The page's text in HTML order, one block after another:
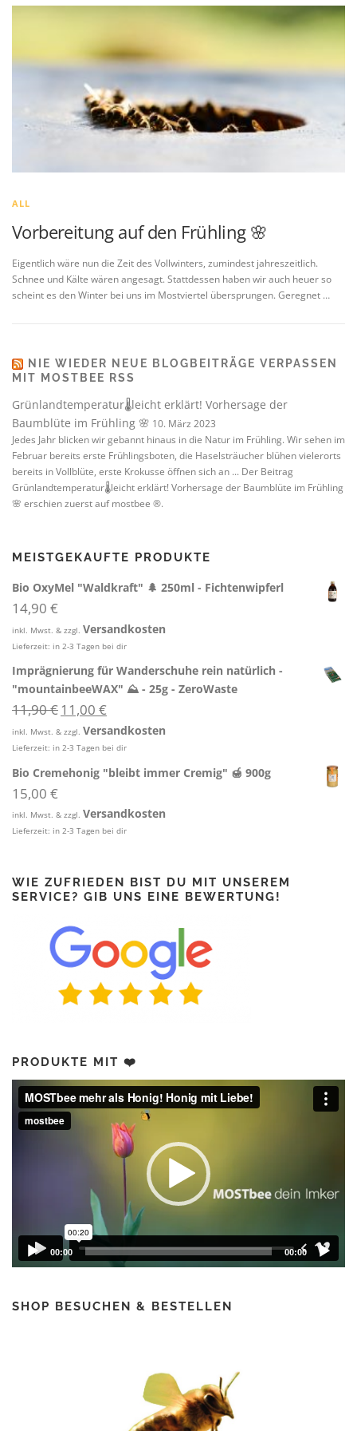
ALL
Vorbereitung auf den Frühling 🌸
Eigentlich wäre nun die Zeit des Vollwinters, zumindest jahreszeitlich.
Schnee und Kälte wären angesagt. Stattdessen haben wir auch heuer so
scheint es den Winter bei uns im Mostviertel übersprungen. Geregnet …
NIE WIEDER NEUE BLOGBEITRÄGE VERPASSEN
MIT MOSTBEE RSS
Grünlandtemperatur🌡️leicht erklärt! Vorhersage der
Baumblüte im Frühling 🌸 10. März 2023
Jedes Jahr blicken wir gebannt hinaus in die Natur im Frühling. Wir sehen im
Februar bereits erste Frühlingsboten, die Haselsträucher blühen vielerorts
bereits in Vollblüte, erste Krokusse öffnen sich an ... Der Beitrag
Grünlandtemperatur🌡️leicht erklärt! Vorhersage der Baumblüte im Frühling
🌸 erschien zuerst auf mostbee ®.
MEISTGEKAUFTE PRODUKTE
Bio OxyMel "Waldkraft" 🌲 250ml - Fichtenwipferl
14,90 €
inkl. Mwst. & zzgl. Versandkosten
Lieferzeit: in 2-3 Tagen bei dir
Imprägnierung für Wanderschuhe rein natürlich -
"mountainbeeWAX" ⛰️ - 25g - ZeroWaste
11,90€ U
r
s
p
r
g
h
e
P
e
s
w
1
,
9
11,00 €
k
t
u
e
e
r
e
i
s
t
1
1
0
€
inkl. Mwst. & zzgl. Versandkosten
Lieferzeit: in 2-3 Tagen bei dir
Bio Cremehonig "bleibt immer Cremig" 🍯 900g
15,00 €
inkl. Mwst. & zzgl. Versandkosten
Lieferzeit: in 2-3 Tagen bei dir
WIE ZUFRIEDEN BIST DU MIT UNSEREM
SERVICE? GIB UNS EINE BEWERTUNG!
PRODUKTE MIT ❤️
Video-
Player
00:00 00:00
SHOP BESUCHEN & BESTELLEN